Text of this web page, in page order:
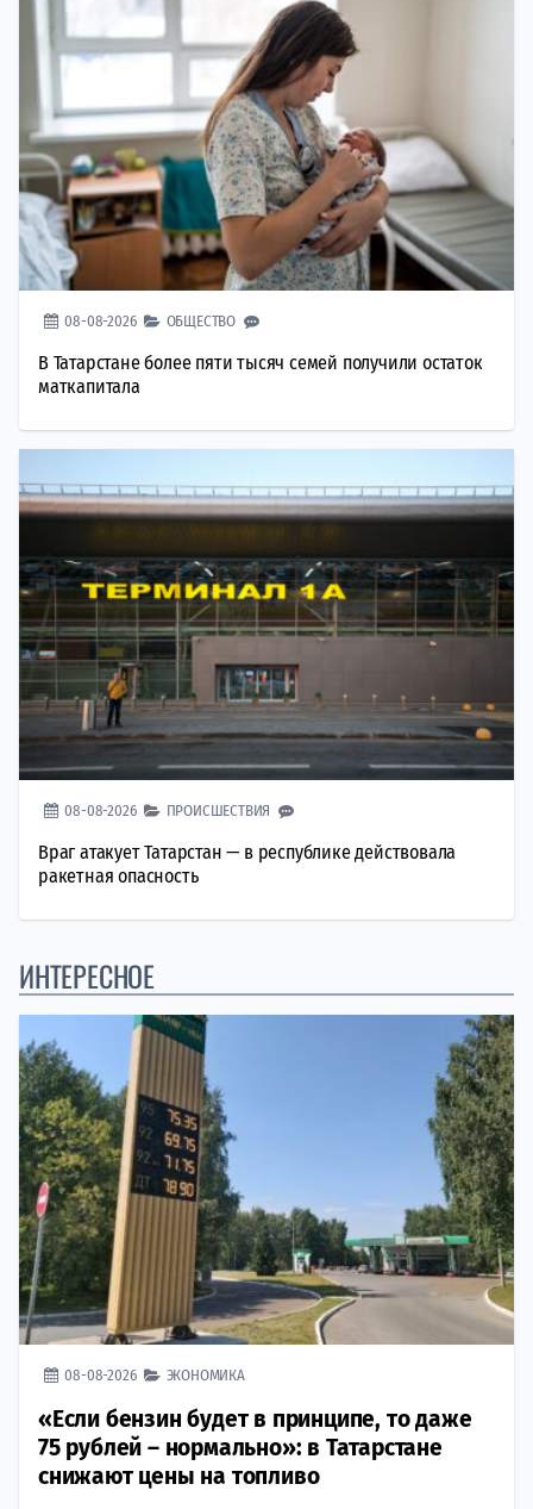
08-08-2026 ОБЩЕСТВО
В Татарстане более пяти тысяч семей получили остаток
маткапитала
08-08-2026 ПРОИСШЕСТВИЯ
Враг атакует Татарстан — в республике действовала
ракетная опасность
ИНТЕРЕСНОЕ
08-08-2026 ЭКОНОМИКА
«Если бензин будет в принципе, то даже
75 рублей – нормально»: в Татарстане
снижают цены на топливо